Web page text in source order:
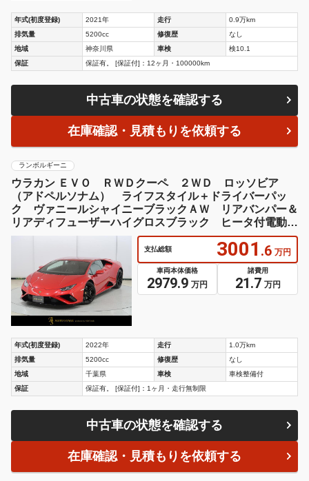
年式(初度登録) 2021年 走行
0.9万km
排気量
5200cc 修復歴
なし
地域
神奈川県 車検
検10.1
保証
保証有。 [保証付]：12ヶ月・100000km
中古車の状態を確認する
在庫確認・見積もりを依頼する
ランボルギーニ
ウラカン ＥＶＯ ＲＷＤクーペ ２ＷＤ ロッソビア
（アドペルソナム） ライフスタイル＋ドライバーパッ
ク ヴァニールシャイニーブラックＡＷ リアバンパー＆
リアディフューザーハイグロスブラック ヒータ付電動シ
ート Ｑ－Ｃｉｔｕｒａレザー
支払総額 3001 .6 万円
車両本体価格
2979.9 万円
諸費用
21.7 万円
年式(初度登録) 2022年 走行
1.0万km
排気量
5200cc 修復歴
なし
地域
千葉県 車検
車検整備付
保証
保証有。 [保証付]：1ヶ月・走行無制限
中古車の状態を確認する
在庫確認・見積もりを依頼する